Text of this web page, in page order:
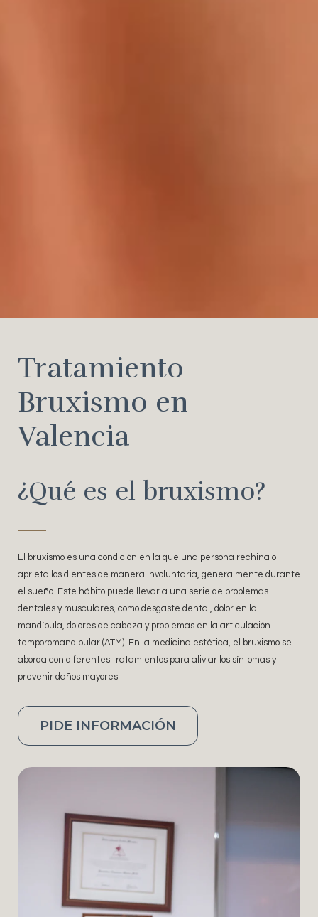
Tratamiento
Bruxismo en
Valencia
¿Qué es el bruxismo?
El bruxismo es una condición en la que una persona rechina o
aprieta los dientes de manera involuntaria, generalmente durante
el sueño. Este hábito puede llevar a una serie de problemas
dentales y musculares, como desgaste dental, dolor en la
mandíbula, dolores de cabeza y problemas en la articulación
temporomandibular (ATM). En la medicina estética, el bruxismo se
aborda con diferentes tratamientos para aliviar los síntomas y
prevenir daños mayores.
PIDE INFORMACIÓN